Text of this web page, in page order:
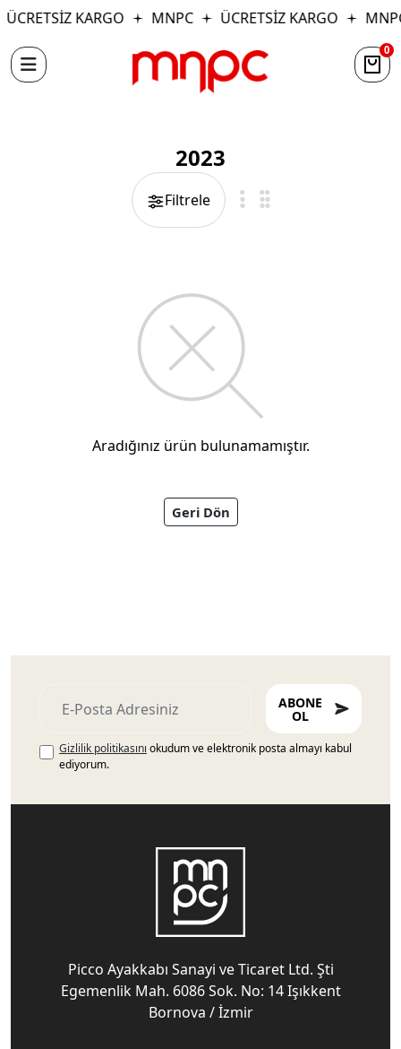
ÜCRETSİZ KARGO MNPC ÜCRETSİZ KARGO
0
2023
Filtrele
Aradığınız ürün bulunamamıştır.
Geri Dön
ABONE
OL
Gizlilik politikasını okudum ve elektronik posta almayı kabul
ediyorum.
Picco Ayakkabı Sanayi ve Ticaret Ltd. Şti
Egemenlik Mah. 6086 Sok. No: 14 Işıkkent
Bornova / İzmir